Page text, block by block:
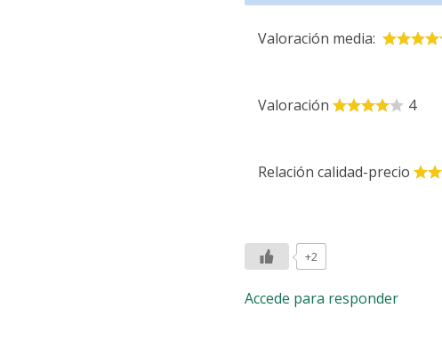
Valoración media:
Valoración 4
Relación calidad-precio
+2
Accede para responder